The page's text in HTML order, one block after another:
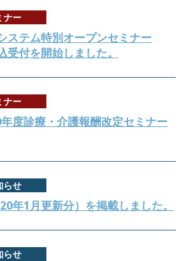
ナー
ステム特別オープンセミナー
受付を開始しました。
ナー
年度診療・介護報酬改定セミナー
らせ
年1月更新分）を掲載しました。
らせ